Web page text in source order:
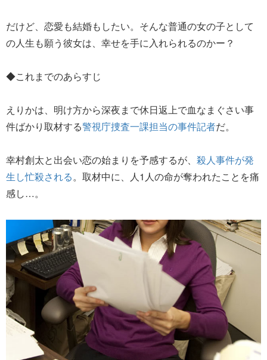
だけど、恋愛も結婚もしたい。そんな普通の女の子として
の人生も願う彼女は、幸せを手に入れられるのかー？
◆これまでのあらすじ
えりかは、明け方から深夜まで休日返上で血なまぐさい事
件ばかり取材する警視庁捜査一課担当の事件記者だ。
幸村創太と出会い恋の始まりを予感するが、 殺人事件が発
生し忙殺される。取材中に、人1人の命が奪われたことを痛
感し…。